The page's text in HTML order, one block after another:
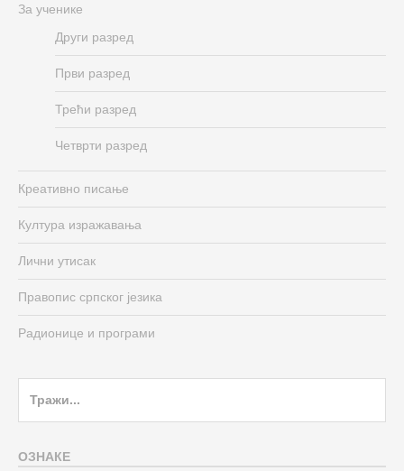
За ученике
Други разред
Први разред
Трећи разред
Четврти разред
Креативно писање
Култура изражавања
Лични утисак
Правопис српског језика
Радионице и програми
ОЗНАКЕ